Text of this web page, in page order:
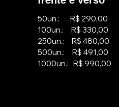
50un.: R$ 290,00
100un.: R$ 330,00
250un.: R$ 480,00
500un.: R$ 491,00
1000un.: R$ 990,00